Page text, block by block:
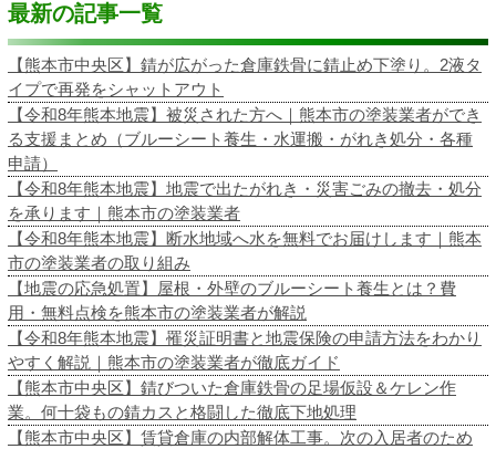
最新の記事一覧
【熊本市中央区】錆が広がった倉庫鉄骨に錆止め下塗り。2液タ
イプで再発をシャットアウト
【令和8年熊本地震】被災された方へ｜熊本市の塗装業者ができ
る支援まとめ（ブルーシート養生・水運搬・がれき処分・各種
申請）
【令和8年熊本地震】地震で出たがれき・災害ごみの撤去・処分
を承ります｜熊本市の塗装業者
【令和8年熊本地震】断水地域へ水を無料でお届けします｜熊本
市の塗装業者の取り組み
【地震の応急処置】屋根・外壁のブルーシート養生とは？費
用・無料点検を熊本市の塗装業者が解説
【令和8年熊本地震】罹災証明書と地震保険の申請方法をわかり
やすく解説｜熊本市の塗装業者が徹底ガイド
【熊本市中央区】錆びついた倉庫鉄骨の足場仮設＆ケレン作
業。何十袋もの錆カスと格闘した徹底下地処理
【熊本市中央区】賃貸倉庫の内部解体工事。次の入居者のため